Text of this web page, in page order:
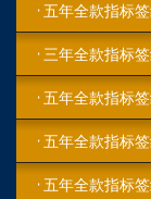
五年全款指标
三年全款指标
五年全款指标
五年全款指标
五年全款指标